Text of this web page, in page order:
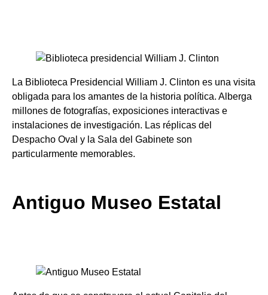
La Biblioteca Presidencial William J. Clinton es una visita
obligada para los amantes de la historia política. Alberga
millones de fotografías, exposiciones interactivas e
instalaciones de investigación. Las réplicas del
Despacho Oval y la Sala del Gabinete son
particularmente memorables.
Antiguo Museo Estatal